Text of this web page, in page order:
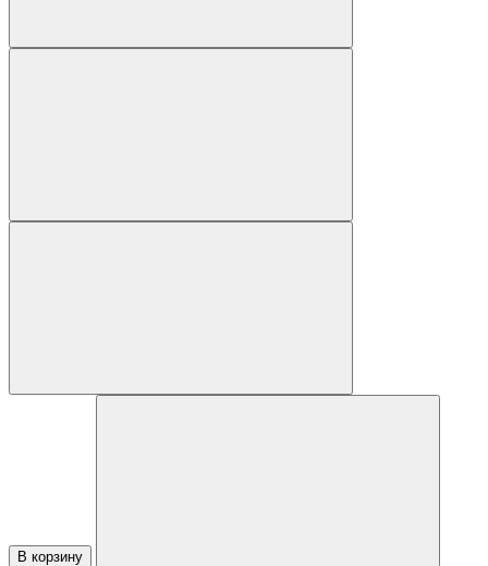
В корзину